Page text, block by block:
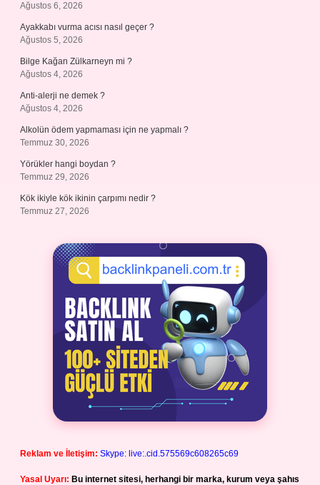
Ağustos 6, 2026
Ayakkabı vurma acısı nasıl geçer ?
Ağustos 5, 2026
Bilge Kağan Zülkarneyn mi ?
Ağustos 4, 2026
Anti-alerji ne demek ?
Ağustos 4, 2026
Alkolün ödem yapmaması için ne yapmalı ?
Temmuz 30, 2026
Yörükler hangi boydan ?
Temmuz 29, 2026
Kök ikiyle kök ikinin çarpımı nedir ?
Temmuz 27, 2026
Reklam ve İletişim: Skype: live:.cid.575569c608265c69
Yasal Uyarı: Bu internet sitesi, herhangi bir marka, kurum veya şahıs